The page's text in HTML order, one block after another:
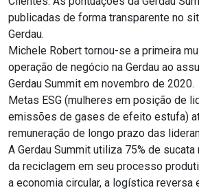
publicadas de forma transparente no
Gerdau.
Michele Robert tornou-se a primeira
operação de negócio na Gerdau ao
Gerdau Summit em novembro de 2020.
Metas ESG (mulheres em posição de
emissões de gases de efeito estufa)
remuneração de longo prazo das
A Gerdau Summit utiliza 75% de
da reciclagem em seu processo
a economia circular, a logística reversa